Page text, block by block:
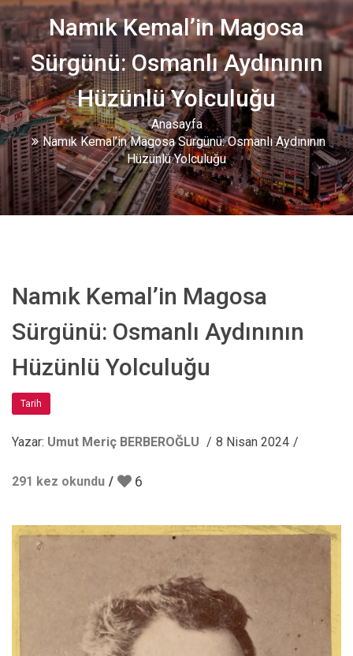
Namık Kemal’in Magosa
Sürgünü: Osmanlı Aydınının
Hüzünlü Yolculuğu
Anasayfa
Namık Kemal’in Magosa Sürgünü: Osmanlı Aydınının
Hüzünlü Yolculuğu
Namık Kemal’in Magosa
Sürgünü: Osmanlı Aydınının
Hüzünlü Yolculuğu
Tarih
Yazar: Umut Meriç BERBEROĞLU 8 Nisan 2024
291 kez okundu 6